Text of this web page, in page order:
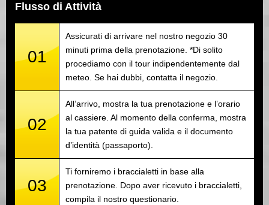
Flusso di Attività
01
Assicurati di arrivare nel nostro negozio 30
minuti prima della prenotazione. *Di solito
procediamo con il tour indipendentemente dal
meteo. Se hai dubbi, contatta il negozio.
02
All’arrivo, mostra la tua prenotazione e l’orario
al cassiere. Al momento della conferma, mostra
la tua patente di guida valida e il documento
d’identità (passaporto).
03
Ti forniremo i braccialetti in base alla
prenotazione. Dopo aver ricevuto i braccialetti,
compila il nostro questionario.